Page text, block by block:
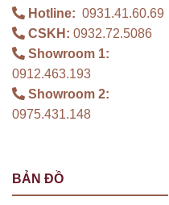
Hotline: 0931.41.60.69
CSKH: 0932.72.5086
Showroom 1:
0912.463.193
Showroom 2:
0975.431.148
BẢN ĐỒ